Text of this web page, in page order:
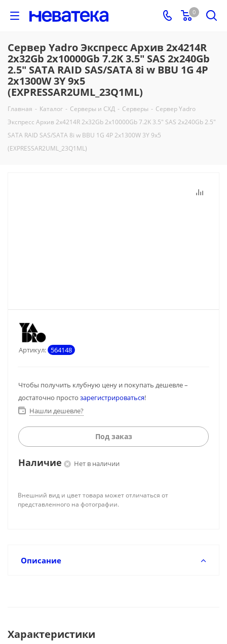
0
Сервер Yadro Экспресс Архив 2x4214R
2x32Gb 2x10000Gb 7.2K 3.5" SAS 2x240Gb
2.5" SATA RAID SAS/SATA 8i w BBU 1G 4P
2x1300W 3Y 9x5
(EXPRESSAR2UML_23Q1ML)
Главная - Каталог - Серверы и СХД - Серверы - Сервер Yadro
Экспресс Архив 2x4214R 2x32Gb 2x10000Gb 7.2K 3.5" SAS 2x240Gb 2.5"
SATA RAID SAS/SATA 8i w BBU 1G 4P 2x1300W 3Y 9x5
(EXPRESSAR2UML_23Q1ML)
Артикул: 564148
Чтобы получить клубную цену и покупать дешевле –
достаточно просто зарегистрироваться!
Нашли дешевле?
Под заказ
Наличие Нет в наличии
Внешний вид и цвет товара может отличаться от
представленного на фотографии.
Описание
Характеристики